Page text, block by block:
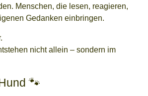
Menschen, die lesen, reagieren,
Gedanken einbringen.
nicht allein – sondern im
🐾